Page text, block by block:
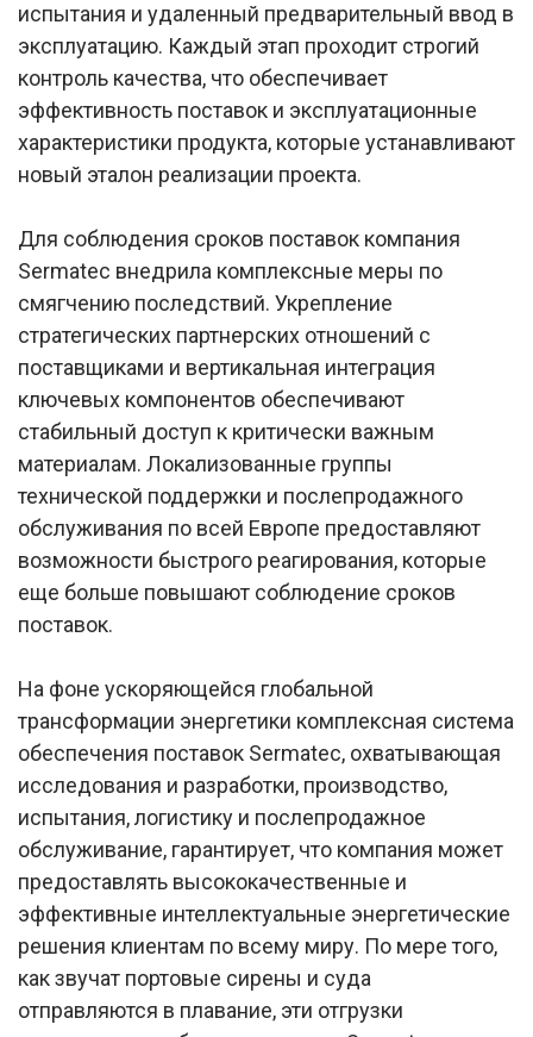
испытания и удаленный предварительный ввод в
эксплуатацию. Каждый этап проходит строгий
контроль качества, что обеспечивает
эффективность поставок и эксплуатационные
характеристики продукта, которые устанавливают
новый эталон реализации проекта.
Для соблюдения сроков поставок компания
Sermatec внедрила комплексные меры по
смягчению последствий. Укрепление
стратегических партнерских отношений с
поставщиками и вертикальная интеграция
ключевых компонентов обеспечивают
стабильный доступ к критически важным
материалам. Локализованные группы
технической поддержки и послепродажного
обслуживания по всей Европе предоставляют
возможности быстрого реагирования, которые
еще больше повышают соблюдение сроков
поставок.
На фоне ускоряющейся глобальной
трансформации энергетики комплексная система
обеспечения поставок Sermatec, охватывающая
исследования и разработки, производство,
испытания, логистику и послепродажное
обслуживание, гарантирует, что компания может
предоставлять высококачественные и
эффективные интеллектуальные энергетические
решения клиентам по всему миру. По мере того,
как звучат портовые сирены и суда
отправляются в плавание, эти отгрузки